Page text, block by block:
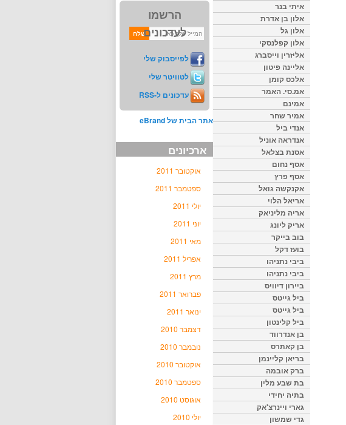
הרשמו
לעדכונים
לפייסבוק שלי
לטוויטר שלי
עדכונים ל-RSS
אתר הבית של eBrand
ארכיונים
אוקטובר 2011
ספטמבר 2011
יולי 2011
יוני 2011
מאי 2011
אפריל 2011
מרץ 2011
פברואר 2011
ינואר 2011
דצמבר 2010
נובמבר 2010
אוקטובר 2010
ספטמבר 2010
אוגוסט 2010
יולי 2010
איתי בנר
אלון בן אדרת
אלון גל
אלון קפלנסקי
אליזרין וייסברג
אליינה פיטון
אלכס קומן
אמ.סי. האמר
אמינם
אמיר שחר
אנדי ביל
אנדראה אוניל
אסנת בצלאל
אסף נחום
אסף פרץ
אקנקשה גואל
אריאל הלוי
אריה מליניאק
אריק ליונג
בוב בייקר
בועז דקל
ביבי נתניהו
ביבי נתניהו
ביירון דיוויס
ביל גייטס
ביל גייטס
ביל קלינטון
בן אנדרווד
בן קאתרס
בריאן קליינמן
ברק אובמה
בת שבע מלין
בתיה יחידי
גארי ויינרצ'אק
גדי שמשון